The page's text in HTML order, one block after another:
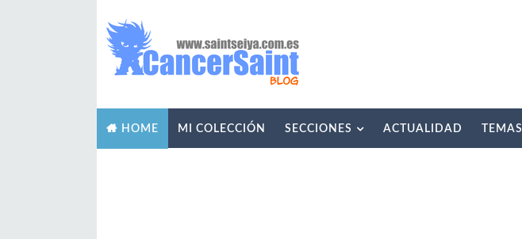
HOME MI COLECCIÓN SECCIONES ACTUALIDAD TEMAS